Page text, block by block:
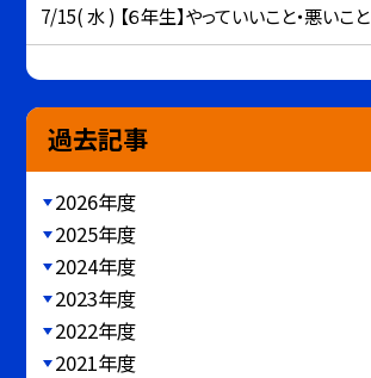
7/15( 水 ) 【６年生】やっていいこと・悪いこと
過去記事
2026年度
2025年度
2024年度
2023年度
2022年度
2021年度